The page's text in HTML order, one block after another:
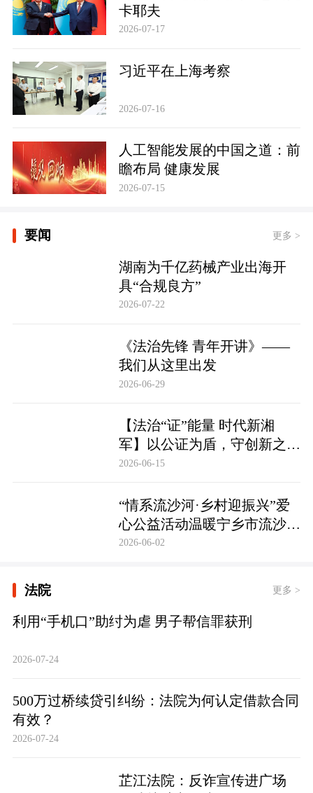
卡耶夫
2026-07-17
习近平在上海考察
2026-07-16
人工智能发展的中国之道：前
瞻布局 健康发展
2026-07-15
要闻 更多 >
湖南为千亿药械产业出海开
具“合规良方”
2026-07-22
《法治先锋 青年开讲》——
我们从这里出发
2026-06-29
【法治“证”能量 时代新湘
军】以公证为盾，守创新之魂
湖南青年公证人为知识产权保
2026-06-15
“情系流沙河·乡村迎振兴”爱
心公益活动温暖宁乡市流沙河
镇
2026-06-02
法院 更多 >
利用“手机口”助纣为虐 男子帮信罪获刑
2026-07-24
500万过桥续贷引纠纷：法院为何认定借款合同
有效？
2026-07-24
芷江法院：反诈宣传进广场